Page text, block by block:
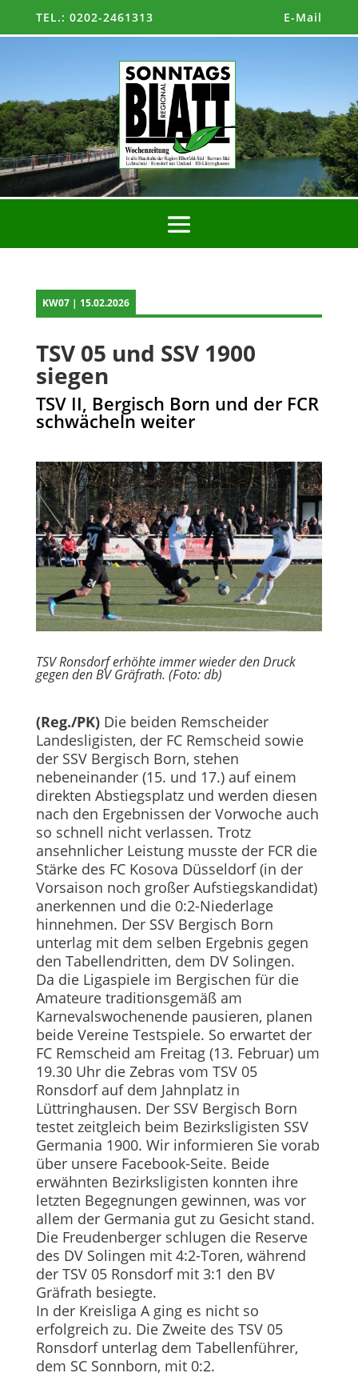
TEL.: 0202-2461313 E-Mail
KW07 | 15.02.2026
TSV 05 und SSV 1900
siegen
TSV II, Bergisch Born und der FCR
schwächeln weiter
TSV Ronsdorf erhöhte immer wieder den Druck
gegen den BV Gräfrath. (Foto: db)
(Reg./PK)Die beiden Remscheider
Landesligisten, der FC Remscheid sowie
der SSV Bergisch Born, stehen
nebeneinander (15. und 17.) auf einem
direkten Abstiegsplatz und werden diesen
nach den Ergebnissen der Vorwoche auch
so schnell nicht verlassen. Trotz
ansehnlicher Leistung musste der FCR die
Stärke des FC Kosova Düsseldorf (in der
Vorsaison noch großer Aufstiegskandidat)
anerkennen und die 0:2-Niederlage
hinnehmen. Der SSV Bergisch Born
unterlag mit dem selben Ergebnis gegen
den Tabellendritten, dem DV Solingen.
Da die Ligaspiele im Bergischen für die
Amateure traditionsgemäß am
Karnevalswochenende pausieren, planen
beide Vereine Testspiele. So erwartet der
FC Remscheid am Freitag (13. Februar) um
19.30 Uhr die Zebras vom TSV 05
Ronsdorf auf dem Jahnplatz in
Lüttringhausen. Der SSV Bergisch Born
testet zeitgleich beim Bezirksligisten SSV
Germania 1900. Wir informieren Sie vorab
über unsere Facebook-Seite. Beide
erwähnten Bezirksligisten konnten ihre
letzten Begegnungen gewinnen, was vor
allem der Germania gut zu Gesicht stand.
Die Freudenberger schlugen die Reserve
des DV Solingen mit 4:2-Toren, während
der TSV 05 Ronsdorf mit 3:1 den BV
Gräfrath besiegte.
In der Kreisliga A ging es nicht so
erfolgreich zu. Die Zweite des TSV 05
Ronsdorf unterlag dem Tabellenführer,
dem SC Sonnborn, mit 0:2.